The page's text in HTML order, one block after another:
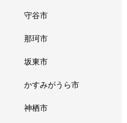
守谷市
那珂市
坂東市
かすみがうら市
神栖市